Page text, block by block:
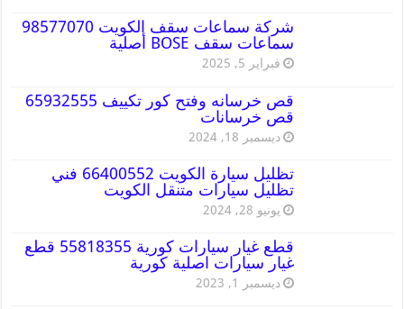
شركة سماعات سقف الكويت 98577070
سماعات سقف BOSE أصلية
فبراير 5, 2025
قص خرسانه وفتح كور تكييف 65932555
قص خرسانات
ديسمبر 18, 2024
تظليل سيارة الكويت 66400552 فني
تظليل سيارات متنقل الكويت
يونيو 28, 2024
قطع غيار سيارات كورية 55818355 قطع
غيار سيارات اصلية كورية
ديسمبر 1, 2023